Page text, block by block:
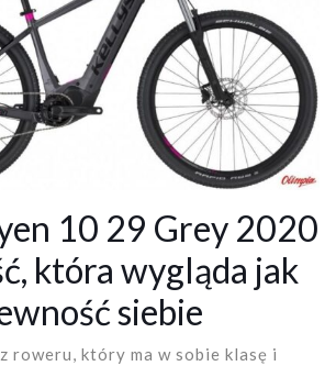
10 29 Grey 2020
która wygląda jak
siebie
roweru, który ma w sobie klasę i